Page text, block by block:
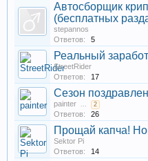
Автосборщик
(бесплатных
stepannos
Ответов:
5
Реальный
StreetRider
Ответов:
17
Сезон
painter ... 2
Ответов: 26
Прощай капча!
Sektor Pi
Ответов:
14